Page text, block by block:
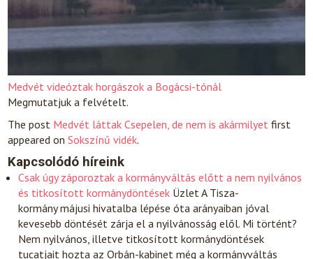
Medvét videóztak horgászok a Bogácsi-tónál
Megmutatjuk a felvételt.
The post Medvét láttak Csepelen, de nem is akármilyet first
appeared onSokszínű vidék.
Kapcsolódó híreink
Csak úgy záporoztak a kormányváltás előtt a nem nyilvános
és titkosított kormánydöntések ÜzletA Tisza-
kormány májusi hivatalba lépése óta arányaiban jóval
kevesebb döntését zárja el a nyilvánosság elől. Mi történt?
Nem nyilvános, illetve titkosított kormánydöntések
tucatjait hozta az Orbán-kabinet még a kormányváltás